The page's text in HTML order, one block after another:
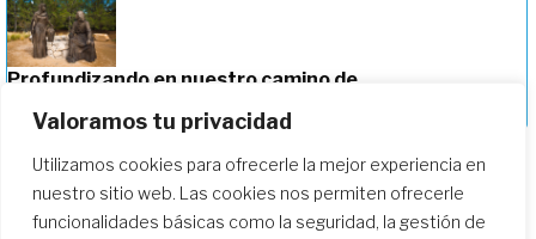
Valoramos tu privacidad
Utilizamos cookies para ofrecerle la mejor experiencia en
nuestro sitio web. Las cookies nos permiten ofrecerle
funcionalidades básicas como la seguridad, la gestión de
Profundizando en nuestro camino de